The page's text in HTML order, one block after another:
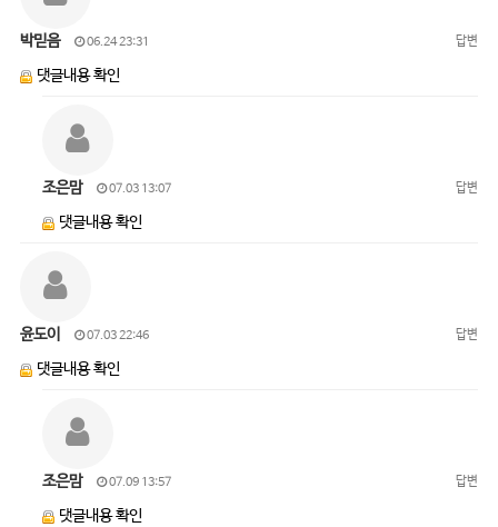
박믿음 06.24 23:31 답변
댓글내용 확인
조은맘 07.03 13:07 답변
댓글내용 확인
윤도이 07.03 22:46 답변
댓글내용 확인
조은맘 07.09 13:57 답변
댓글내용 확인